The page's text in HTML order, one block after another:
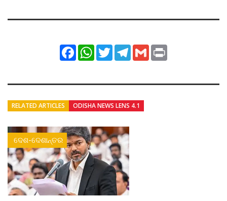
FacebookWhatsApp
TwitterTelegram
Gmail
RELATED ARTICLES ODISHA NEWS LENS 4.1
ଦେଶ-ଦେଶାନ୍ତର